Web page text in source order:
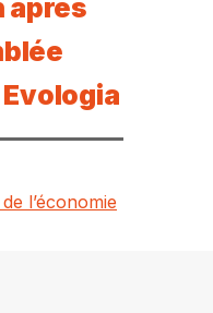
après
l’économie